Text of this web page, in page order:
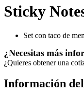
Sticky
Set con taco de
¿Necesitas más
¿Quieres obtener una
Información